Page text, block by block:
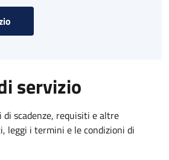
servizio
di scadenze, requisiti e altre
leggi i termini e le condizioni di